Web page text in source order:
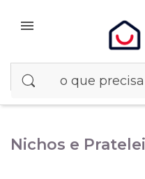
Nichos e